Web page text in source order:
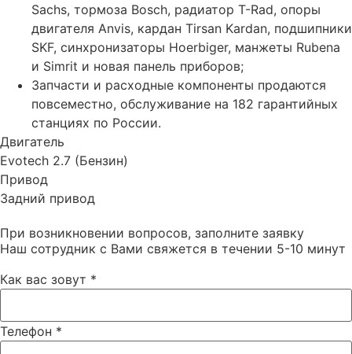
Sachs, тормоза Bosch, радиатор T-Rad, опоры
двигателя Anvis, кардан Tirsan Kardan, подшипники
SKF, синхронизаторы Hoerbiger, манжеты Rubena
и Simrit и новая панель приборов;
Запчасти и расходные компоненты продаются
повсеместно, обслуживание на 182 гарантийных
станциях по России.
Двигатель
Evotech 2.7 (Бензин)
Привод
Задний привод
При возникновении вопросов, заполните заявку
Наш сотрудник с Вами свяжется в течении 5-10 минут
Как вас зовут *
Телефон *